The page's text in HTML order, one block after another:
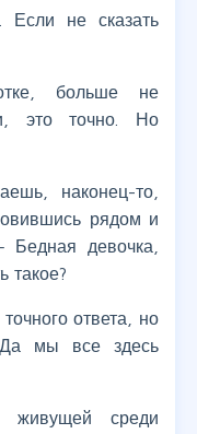
Если не сказать
больше не
это точно. Но
наконец-то,
рядом и
девочка,
такое?
ответа, но
Да мы все здесь
живущей среди